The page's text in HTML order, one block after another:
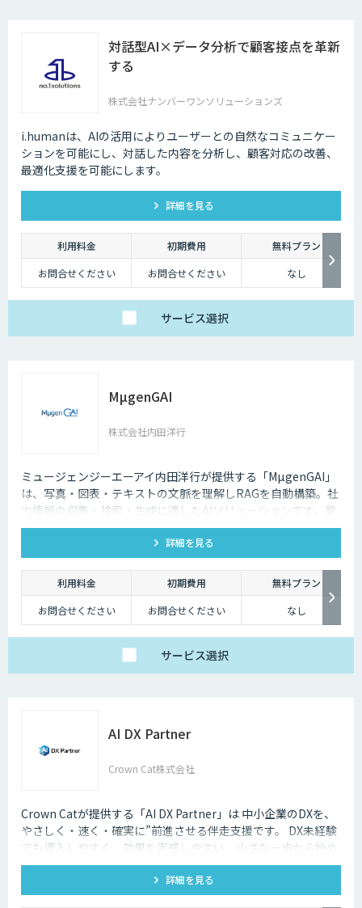
対話型AI×データ分析で顧客接点を革新
する
株式会社ナンバーワンソリューションズ
i.humanは、AIの活用によりユーザーとの自然なコミュニケー
ションを可能にし、対話した内容を分析し、顧客対応の改善、
最適化支援を可能にします。
詳細を見る
利用料金 初期費用
無料プラン
お問合せください
お問合せください なし
サービス選択
MµgenGAI
株式会社内田洋行
ミュージェンジーエーアイ内田洋行が提供する「MµgenGAI」
は、写真・図表・テキストの文脈を理解しRAGを自動構築。社
内情報の収集・検索・生成に適したAIソリューションです。業
種を問わず業務効率とナレッジ活用を支援します。
詳細を見る
利用料金 初期費用
無料プラン
お問合せください
お問合せください なし
サービス選択
AI DX Partner
Crown Cat株式会社
Crown Catが提供する「AI DX Partner」は 中小企業のDXを、
やさしく・速く・確実に”前進させる伴走支援です。 DX未経験
でも導入しやすく、効果を実感しやすい、小さな一歩から始め
るDX支援サービスです。 AI DX Partnerは、大手企業のDX支援
で培ったノウハウをベースに、 地方・中小企業のための“現実
的なDX”を設計・実装・運用まで一貫して支援いたします。 私
詳細を見る